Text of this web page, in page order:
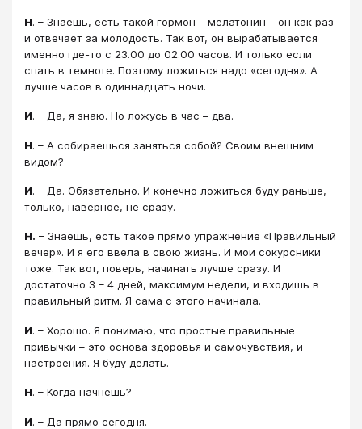
Н. – Знаешь, есть такой гормон – мелатонин – он как раз
и отвечает за молодость. Так вот, он вырабатывается
именно где-то с 23.00 до 02.00 часов. И только если
спать в темноте. Поэтому ложиться надо «сегодня». А
лучше часов в одиннадцать ночи.
И. – Да, я знаю. Но ложусь в час – два.
Н. – А собираешься заняться собой? Своим внешним
видом?
И. – Да. Обязательно. И конечно ложиться буду раньше,
только, наверное, не сразу.
Н. – Знаешь, есть такое прямо упражнение «Правильный
вечер». И я его ввела в свою жизнь. И мои сокурсники
тоже. Так вот, поверь, начинать лучше сразу. И
достаточно 3 – 4 дней, максимум недели, и входишь в
правильный ритм. Я сама с этого начинала.
И. – Хорошо. Я понимаю, что простые правильные
привычки – это основа здоровья и самочувствия, и
настроения. Я буду делать.
Н. – Когда начнёшь?
И. – Да прямо сегодня.